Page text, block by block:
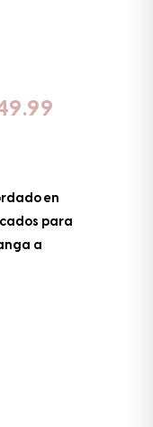
en
para
a